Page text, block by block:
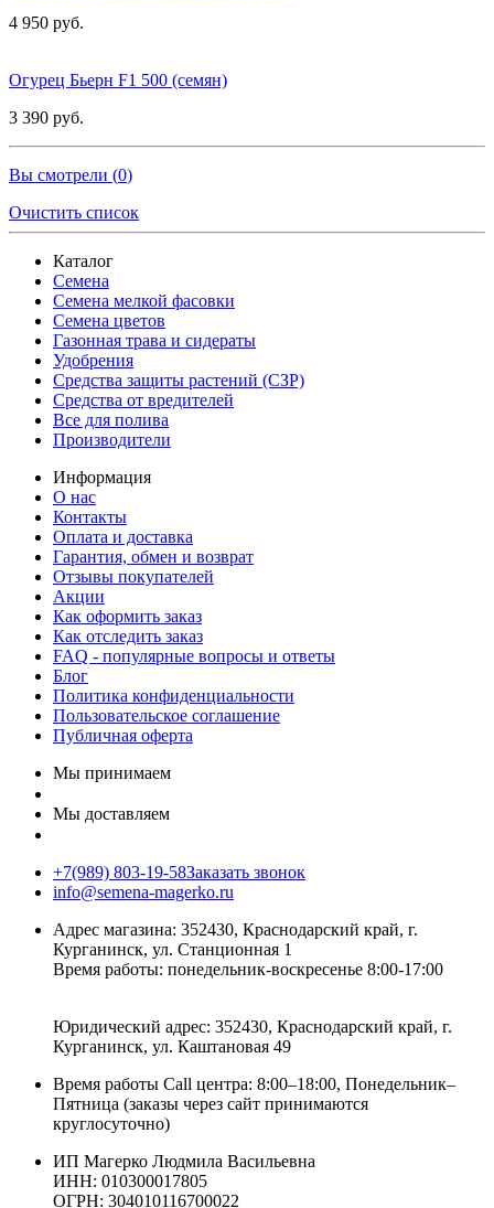
4 950 руб.
Огурец Бьерн F1 500 (семян)
3 390 руб.
Вы смотрели (0)
Очистить список
Каталог
Семена
Семена мелкой фасовки
Семена цветов
Газонная трава и сидераты
Удобрения
Средства защиты растений (СЗР)
Средства от вредителей
Все для полива
Производители
Информация
О нас
Контакты
Оплата и доставка
Гарантия, обмен и возврат
Отзывы покупателей
Акции
Как оформить заказ
Как отследить заказ
FAQ - популярные вопросы и ответы
Блог
Политика конфиденциальности
Пользовательское соглашение
Публичная оферта
Мы принимаем
Мы доставляем
+7(989) 803-19-58Заказать звонок
info@semena-magerko.ru
Адрес магазина: 352430, Краснодарский край, г.
Курганинск, ул. Станционная 1
Время работы: понедельник-воскресенье 8:00-17:00
Юридический адрес: 352430, Краснодарский край, г.
Курганинск, ул. Каштановая 49
Время работы Call центра: 8:00–18:00, Понедельник–
Пятница (заказы через сайт принимаются
круглосуточно)
ИП Магерко Людмила Васильевна
ИНН: 010300017805
ОГРН: 304010116700022